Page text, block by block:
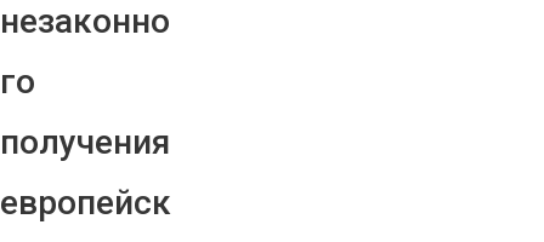
незаконно
го
получения
европейск